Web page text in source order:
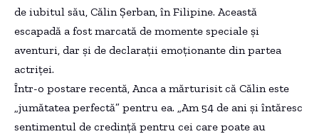
de iubitul său, Călin Șerban, în Filipine. Această
escapadă a fost marcată de momente speciale și
aventuri, dar și de declarații emoționante din partea
actriței.
Într-o postare recentă, Anca a mărturisit că Călin este
„jumătatea perfectă” pentru ea. „Am 54 de ani și întăresc
sentimentul de credință pentru cei care poate au